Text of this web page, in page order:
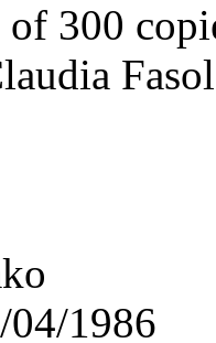
300
04/1986